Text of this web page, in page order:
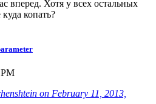
вперед. Хотя у всех остальных
копать?
on February 11, 2013,